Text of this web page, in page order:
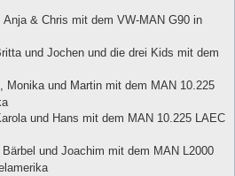
Anja & Chris mit dem VW-MAN G90 in
und Jochen und die drei Kids mit dem
, Monika und Martin mit dem MAN 10.225
und Hans mit dem MAN 10.225 LAEC
Bärbel und Joachim mit dem MAN L2000